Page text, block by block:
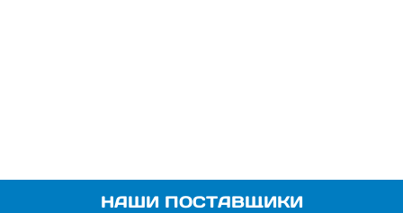
НАШИ ПОСТАВЩИКИ